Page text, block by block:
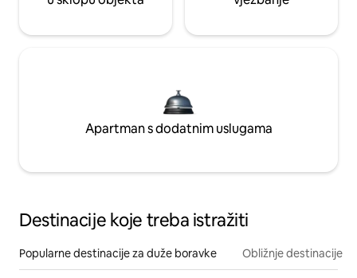
Apartman s dodatnim uslugama
Destinacije koje treba istražiti
Popularne destinacije za duže boravke Obližnje destinacije